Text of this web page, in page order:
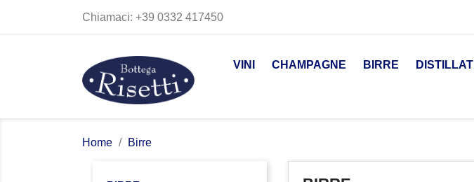
Chiamaci: +39 0332 417450
VINI CHAMPAGNE BIRRE DISTILLATI
Home Birre